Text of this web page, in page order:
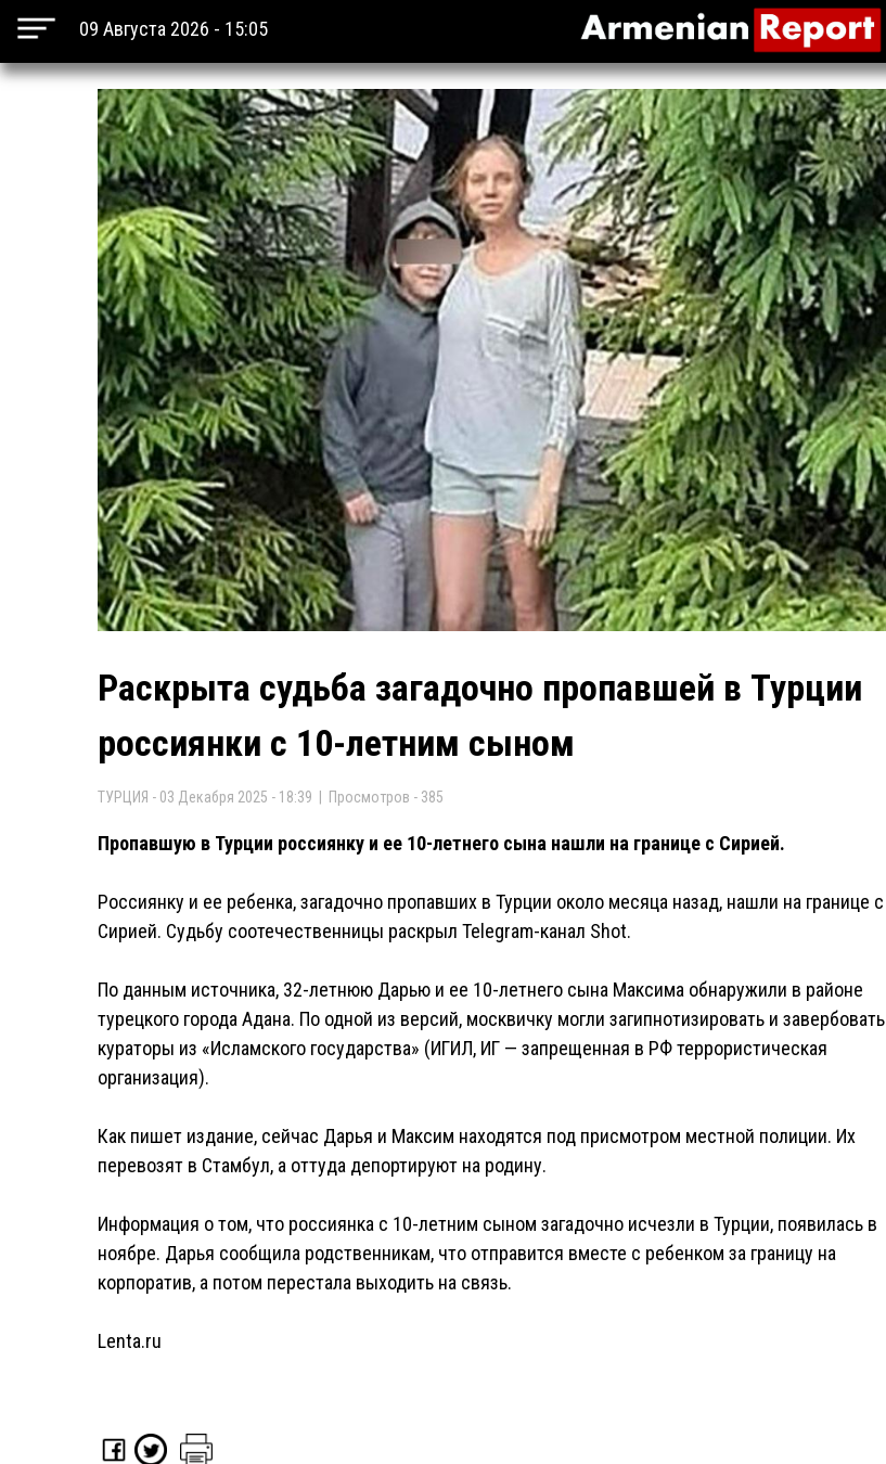
09 Августа 2026 - 15:05
Раскрыта судьба загадочно пропавшей в Турции
россиянки с 10-летним сыном
ТУРЦИЯ - 03 Декабря 2025 - 18:39 | Просмотров - 385
Пропавшую в Турции россиянку и ее 10-летнего сына нашли на границе с Сирией.
Россиянку и ее ребенка, загадочно пропавших в Турции около месяца назад, нашли на границе с
Сирией. Судьбу соотечественницы раскрыл Telegram-канал Shot.
По данным источника, 32-летнюю Дарью и ее 10-летнего сына Максима обнаружили в районе
турецкого города Адана. По одной из версий, москвичку могли загипнотизировать и завербовать
кураторы из «Исламского государства» (ИГИЛ, ИГ — запрещенная в РФ террористическая
организация).
Как пишет издание, сейчас Дарья и Максим находятся под присмотром местной полиции. Их
перевозят в Стамбул, а оттуда депортируют на родину.
Информация о том, что россиянка с 10-летним сыном загадочно исчезли в Турции, появилась в
ноябре. Дарья сообщила родственникам, что отправится вместе с ребенком за границу на
корпоратив, а потом перестала выходить на связь.
Lenta.ru